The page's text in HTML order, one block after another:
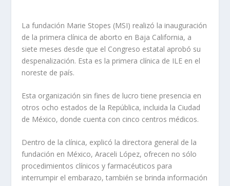
La fundación Marie Stopes (MSI) realizó la inauguración
de la primera clínica de aborto en Baja California, a
siete meses desde que el Congreso estatal aprobó su
despenalización. Esta es la primera clínica de ILE en el
noreste de país.
Esta organización sin fines de lucro tiene presencia en
otros ocho estados de la República, incluida la Ciudad
de México, donde cuenta con cinco centros médicos.
Dentro de la clínica, explicó la directora general de la
fundación en México, Araceli López, ofrecen no sólo
procedimientos clínicos y farmacéuticos para
interrumpir el embarazo, también se brinda información